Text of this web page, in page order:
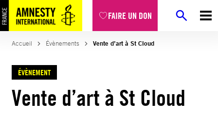
FAIRE UN DON
Accueil Évènements Vente d’art à St Cloud
ÉVÈNEMENT
Vente d’art à St Cloud